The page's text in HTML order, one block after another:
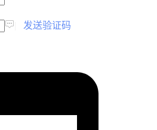
发送验证码